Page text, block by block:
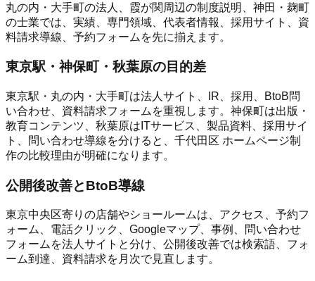
丸の内・大手町の法人、霞が関周辺の制度説明、神田・麹町
の士業では、実績、専門領域、代表者情報、採用サイト、資
料請求導線、予約フォームを先に揃えます。
東京駅・神保町・秋葉原の目的差
東京駅・丸の内・大手町は法人サイト、IR、採用、BtoB問
い合わせ、資料請求フォームを重視します。神保町は出版・
教育コンテンツ、秋葉原はITサービス、製品資料、採用サイ
ト、問い合わせ導線を分けると、千代田区 ホームページ制
作の比較理由が明確になります。
公開後改善とBtoB導線
東京中央区寄りの店舗やショールームは、アクセス、予約フ
ォーム、電話クリック、Googleマップ、事例、問い合わせ
フォームを法人サイトと分け、公開後改善では検索語、フォ
ーム到達、資料請求を月次で見直します。